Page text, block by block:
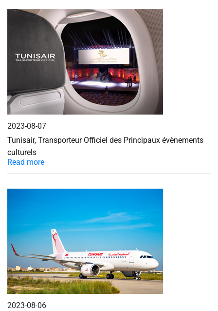
2023-08-07
Tunisair, Transporteur Officiel des Principaux évènements
culturels
Read more
2023-08-06